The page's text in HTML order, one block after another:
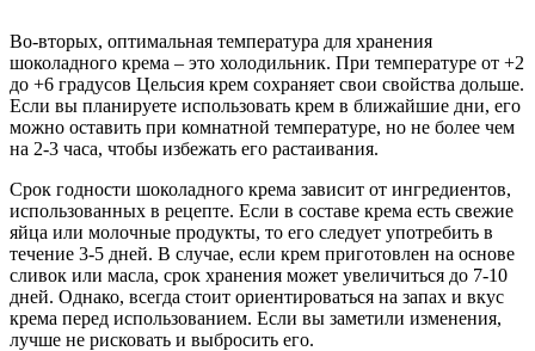
Во-вторых, оптимальная температура для хранения
шоколадного крема – это холодильник. При температуре от +2
до +6 градусов Цельсия крем сохраняет свои свойства дольше.
Если вы планируете использовать крем в ближайшие дни, его
можно оставить при комнатной температуре, но не более чем
на 2-3 часа, чтобы избежать его растаивания.
Срок годности шоколадного крема зависит от ингредиентов,
использованных в рецепте. Если в составе крема есть свежие
яйца или молочные продукты, то его следует употребить в
течение 3-5 дней. В случае, если крем приготовлен на основе
сливок или масла, срок хранения может увеличиться до 7-10
дней. Однако, всегда стоит ориентироваться на запах и вкус
крема перед использованием. Если вы заметили изменения,
лучше не рисковать и выбросить его.